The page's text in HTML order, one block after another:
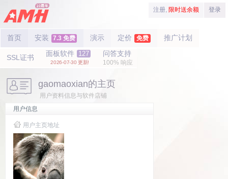
注册, 限时送余额 登录
首页 安装 7.3 免费 演示 定价 免费 推广计划
SSL证书 面板软件 127
2026-07-30 更新!
问答支持
100% 响应
gaomaoxian的主页
用户资料信息与软件店铺
用户信息
用户主页地址